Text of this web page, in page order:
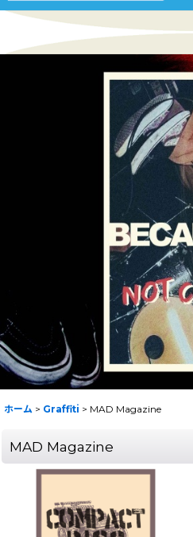
ホーム > Graffiti > MAD Magazine
MAD Magazine